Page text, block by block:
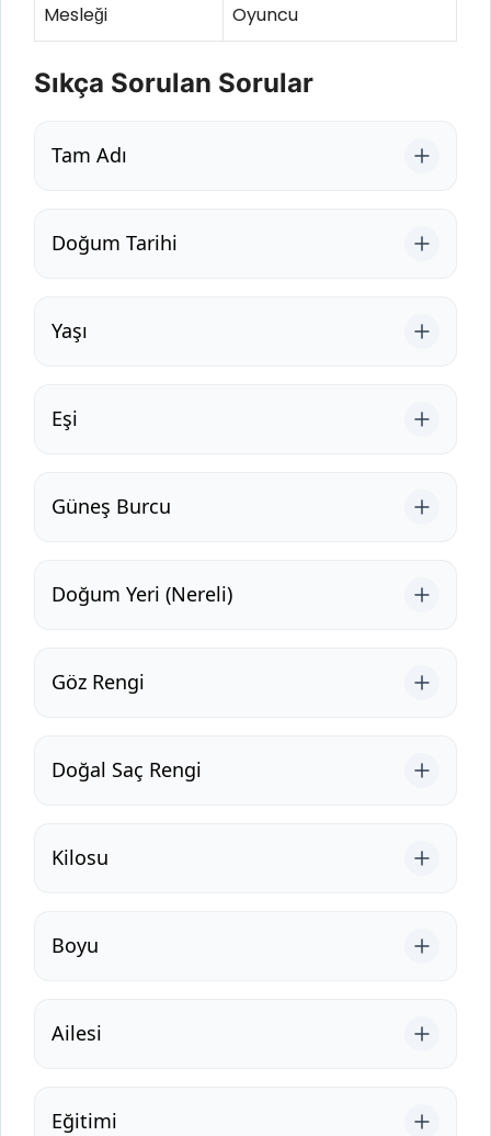
Mesleği Oyuncu
Sıkça Sorulan Sorular
Tam Adı
Doğum Tarihi
Yaşı
Eşi
Güneş Burcu
Doğum Yeri (Nereli)
Göz Rengi
Doğal Saç Rengi
Kilosu
Boyu
Ailesi
Eğitimi